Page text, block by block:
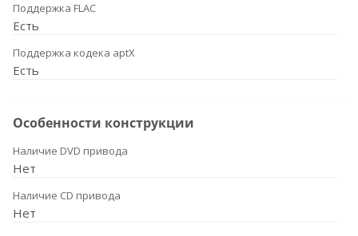
Поддержка FLAC
Есть
Поддержка кодека aptX
Есть
Особенности конструкции
Наличие DVD привода
Нет
Наличие CD привода
Нет